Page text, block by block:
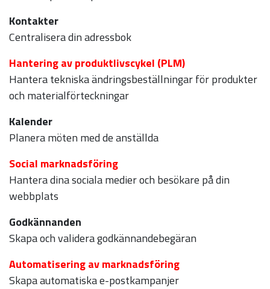
Kontakter
Centralisera din adressbok
Hantering av produktlivscykel (PLM)
Hantera tekniska ändringsbeställningar för produkter
och materialförteckningar
Kalender
Planera möten med de anställda
Social marknadsföring
Hantera dina sociala medier och besökare på din
webbplats
Godkännanden
Skapa och validera godkännandebegäran
Automatisering av marknadsföring
Skapa automatiska e-postkampanjer